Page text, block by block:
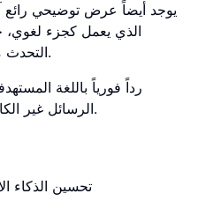
يوجد أيضاً عرض توضيحي رائع
التحدث معك باللغة التي تحاول تعلمها.
الرسائل غير الكاملة والرد المثالي ورد المعلم.